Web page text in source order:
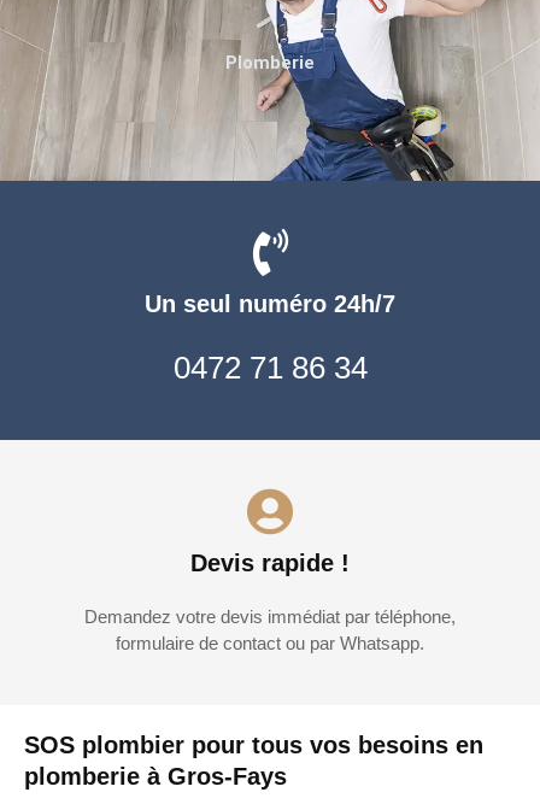
SOS plombier pour tous vos besoins en
plomberie à Gros-Fays
Un seul numéro 24h/7
0472 71 86 34
Devis rapide !
Demandez votre devis immédiat par téléphone,
formulaire de contact ou par Whatsapp.
Plomberie